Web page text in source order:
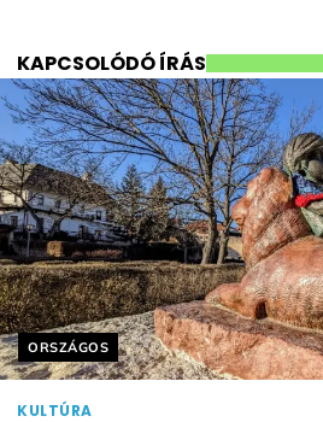
KAPCSOLÓDÓ ÍRÁS
Helyszín címkék:
ORSZÁGOS
KULTÚRA